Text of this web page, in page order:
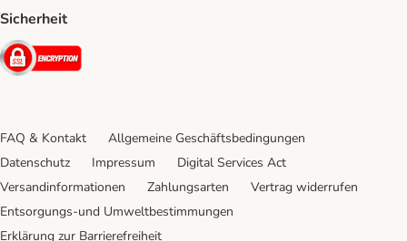
Sicherheit
Security
FAQ & Kontakt
Allgemeine Geschäftsbedingungen
Datenschutz
Impressum
Digital Services Act
Versandinformationen
Zahlungsarten
Vertrag widerrufen
Entsorgungs-und Umweltbestimmungen
Erklärung zur Barrierefreiheit